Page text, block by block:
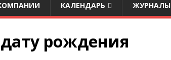
КАЛЕНДАРЬ ЖУРНАЛЫ
рождения